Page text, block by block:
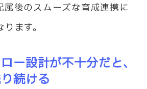
属後のスムーズな育成連携に
ます。
ー設計が不十分だと、
続ける